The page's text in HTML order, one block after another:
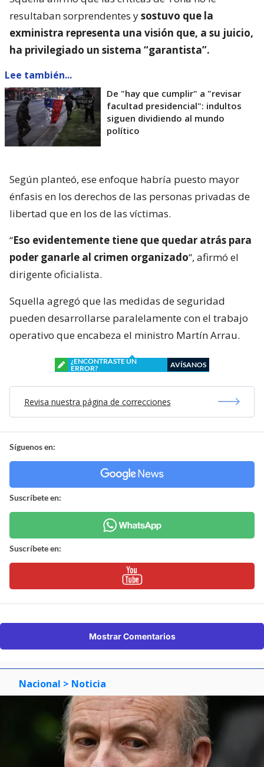
resultaban sorprendentes ysostuvo que la
exministra representa una visión que, a su juicio,
ha privilegiado un sistema “garantista”.
Lee también...
De "hay que cumplir" a "revisar
facultad presidencial": indultos
siguen dividiendo al mundo
político
Según planteó, ese enfoque habría puesto mayor
énfasis en los derechos de las personas privadas de
libertad que en los de las víctimas.
“Eso evidentemente tiene que quedar atrás para
poder ganarle al crimen organizado“, afirmó el
dirigente oficialista.
Squella agregó que las medidas de seguridad
pueden desarrollarse paralelamente con el trabajo
operativo que encabeza el ministro Martín Arrau.
¿ENCONTRASTE UN
ERROR?
AVÍSANOS
Revisa nuestra página de correcciones
Síguenos en:
Suscríbete en:
Suscríbete en:
Mostrar Comentarios
Nacional > Noticia